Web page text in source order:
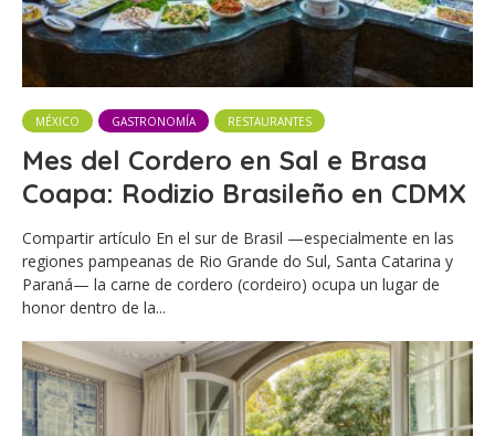
MÉXICO GASTRONOMÍA RESTAURANTES
Mes del Cordero en Sal e Brasa
Coapa: Rodizio Brasileño en CDMX
Compartir artículo En el sur de Brasil —especialmente en las
regiones pampeanas de Rio Grande do Sul, Santa Catarina y
Paraná— la carne de cordero (cordeiro) ocupa un lugar de
honor dentro de la...